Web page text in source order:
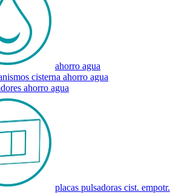
ahorro agua
cisterna ahorro agua
ahorro agua
placas pulsadoras cist. empotr.